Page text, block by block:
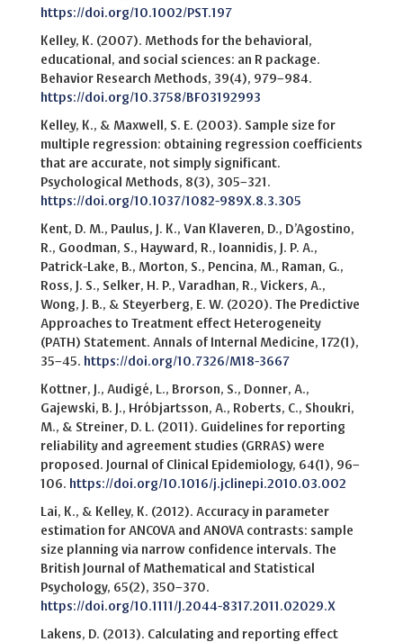
https://doi.org/10.1002/PST.197
Kelley, K. (2007). Methods for the behavioral,
educational, and social sciences: an R package.
Behavior Research Methods, 39(4), 979–984.
https://doi.org/10.3758/BF03192993
Kelley, K., & Maxwell, S. E. (2003). Sample size for
multiple regression: obtaining regression coefficients
that are accurate, not simply significant.
Psychological Methods, 8(3), 305–321.
https://doi.org/10.1037/1082-989X.8.3.305
Kent, D. M., Paulus, J. K., Van Klaveren, D., D’Agostino,
R., Goodman, S., Hayward, R., Ioannidis, J. P. A.,
Patrick-Lake, B., Morton, S., Pencina, M., Raman, G.,
Ross, J. S., Selker, H. P., Varadhan, R., Vickers, A.,
Wong, J. B., & Steyerberg, E. W. (2020). The Predictive
Approaches to Treatment effect Heterogeneity
(PATH) Statement. Annals of Internal Medicine, 172(1),
35–45. https://doi.org/10.7326/M18-3667
Kottner, J., Audigé, L., Brorson, S., Donner, A.,
Gajewski, B. J., Hróbjartsson, A., Roberts, C., Shoukri,
M., & Streiner, D. L. (2011). Guidelines for reporting
reliability and agreement studies (GRRAS) were
proposed. Journal of Clinical Epidemiology, 64(1), 96–
106. https://doi.org/10.1016/j.jclinepi.2010.03.002
Lai, K., & Kelley, K. (2012). Accuracy in parameter
estimation for ANCOVA and ANOVA contrasts: sample
size planning via narrow confidence intervals. The
British Journal of Mathematical and Statistical
Psychology, 65(2), 350–370.
https://doi.org/10.1111/J.2044-8317.2011.02029.X
Lakens, D. (2013). Calculating and reporting effect